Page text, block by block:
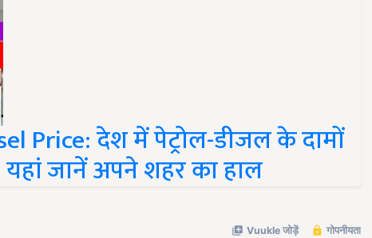
Price: देश में पेट्रोल-डीजल के दामों
यहां जानें अपने शहर का हाल